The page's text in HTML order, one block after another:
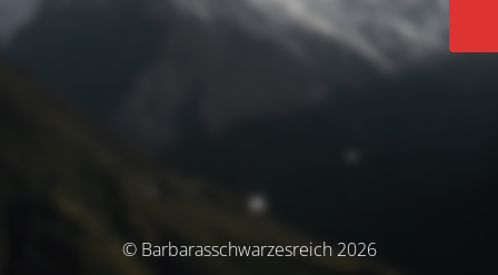
© Barbarasschwarzesreich 2026